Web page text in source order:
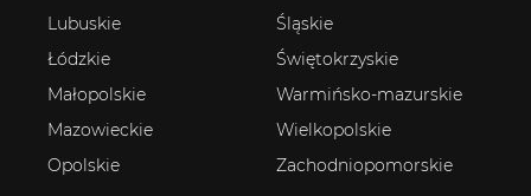
Lubuskie
Łódzkie
Małopolskie
Mazowieckie
Opolskie
Śląskie
Świętokrzyskie
Warmińsko-mazurskie
Wielkopolskie
Zachodniopomorskie